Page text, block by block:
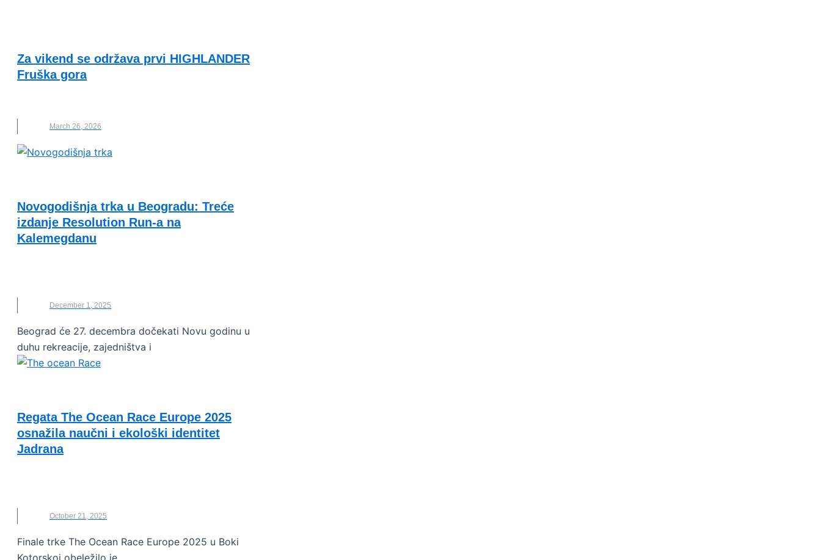
Za vikend se održava prvi HIGHLANDER
Fruška gora
March 26, 2026
Novogodišnja trka u Beogradu: Treće
izdanje Resolution Run-a na
Kalemegdanu
December 1, 2025
Beograd će 27. decembra dočekati Novu godinu u
duhu rekreacije, zajedništva i
Regata The Ocean Race Europe 2025
osnažila naučni i ekološki identitet
Jadrana
October 21, 2025
Finale trke The Ocean Race Europe 2025 u Boki